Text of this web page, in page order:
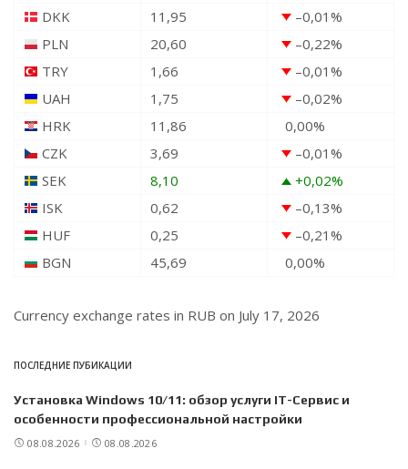
DKK
11,95 –0,01%
PLN
20,60 –0,22%
TRY
1,66 –0,01%
UAH
1,75 –0,02%
HRK
11,86 0,00%
CZK
3,69 –0,01%
SEK
8,10 +0,02%
ISK
0,62 –0,13%
HUF
0,25 –0,21%
BGN
45,69 0,00%
Currency exchange rates in RUB on July 17, 2026
ПОСЛЕДНИЕ ПУБИКАЦИИ
Установка Windows 10/11: обзор услуги IT-Сервис и
особенности профессиональной настройки
08.08.2026 08.08.2026